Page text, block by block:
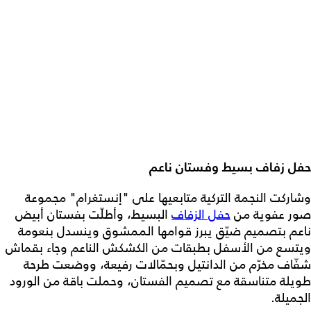
حفل زفاف بسيط وفستان ناعم
وشاركت النجمة التركية متابعيها على "إنستغرام" مجموعة
صور عفوية منحفل الزفاف البسيط، وأطلّت بفستان أبيض
ناعم بتصميم ضيّق يبرز قوامها الممشوق وينسدل بنعومة
ويتسع من الأسفل بطبقات من الكشكش الناعم وجاء بقماش
شفّاف مخرّم من الدانتيل وبحمّالات رفيعة، ووضعت طرحة
طويلة متناسقة مع تصميم الفستان، وحملت باقة من الورود
الجميلة.